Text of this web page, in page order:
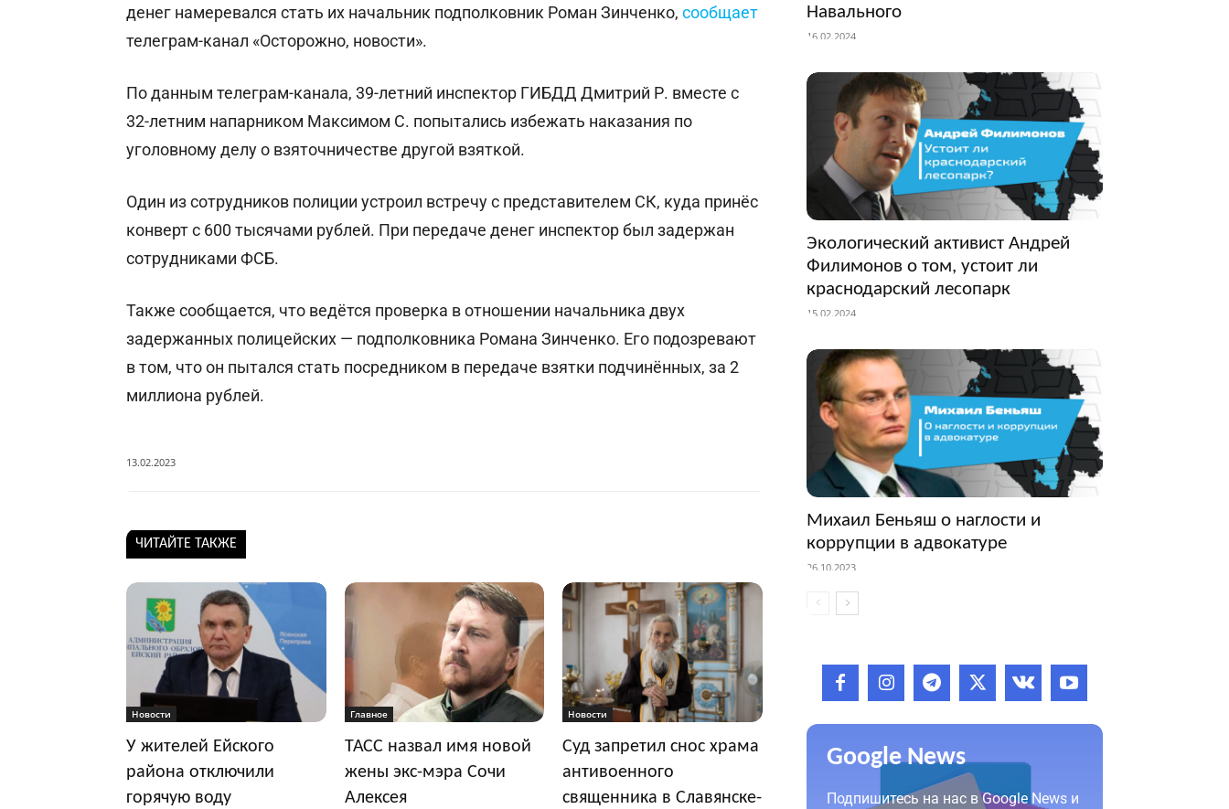
денег намеревался стать их начальник подполковник Роман Зинченко, сообщает
телеграм-канал «Осторожно, новости».
По данным телеграм-канала, 39-летний инспектор ГИБДД Дмитрий Р. вместе с
32-летним напарником Максимом С. попытались избежать наказания по
уголовному делу о взяточничестве другой взяткой.
Один из сотрудников полиции устроил встречу с представителем СК, куда принёс
конверт с 600 тысячами рублей. При передаче денег инспектор был задержан
сотрудниками ФСБ.
Также сообщается, что ведётся проверка в отношении начальника двух
задержанных полицейских — подполковника Романа Зинченко. Его подозревают
в том, что он пытался стать посредником в передаче взятки подчинённых, за 2
миллиона рублей.
13.02.2023
ЧИТАЙТЕ ТАКЖЕ
Новости
У жителей Ейского
района отключили
горячую воду
Главное
ТАСС назвал имя новой
жены экс-мэра Сочи
Алексея
Новости
Суд запретил снос храма
антивоенного
священника в Славянске-
Навального
16.02.2024
Экологический активист Андрей
Филимонов о том, устоит ли
краснодарский лесопарк
15.02.2024
Михаил Беньяш о наглости и
коррупции в адвокатуре
26.10.2023
Google News
Подпишитесь на нас в Google News и